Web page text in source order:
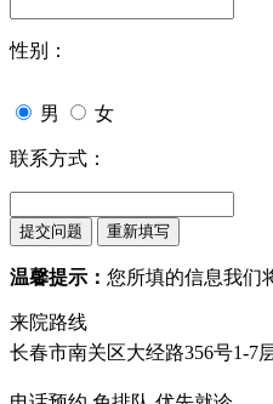
性别：
男 女
联系方式：
温馨提示： 您所填的信息我们
来院路线
长春市南关区大经路356号1-7